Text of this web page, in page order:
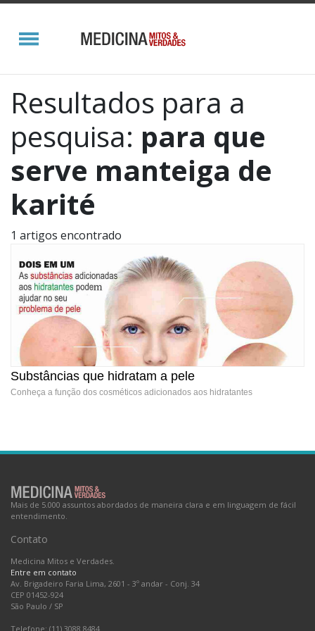
Resultados para a
pesquisa: para que
serve manteiga de
karité
1 artigos encontrado
Substâncias que hidratam a pele
Conheça a função dos cosméticos adicionados aos hidratantes
Mais de 5.000 assuntos abordados de maneira clara e em linguagem de fácil
entendimento.
Contato
Medicina Mitos e Verdades.
Entre em contato
Av. Brigadeiro Faria Lima, 2601 - 3º andar - Conj. 34
CEP 01452-924
São Paulo / SP
Telefone: (11) 3088.8484